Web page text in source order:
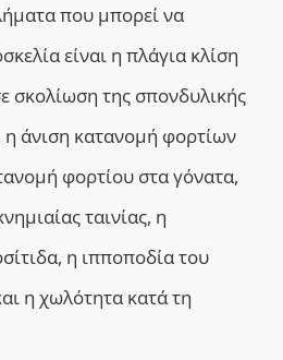
που μπορεί να
είναι η πλάγια κλίση
σκολίωση της σπονδυλικής
η άνιση κατανομή φορτίων
φορτίου στα γόνατα,
ταινίας, η
η ιπποποδία του
η χωλότητα κατά τη